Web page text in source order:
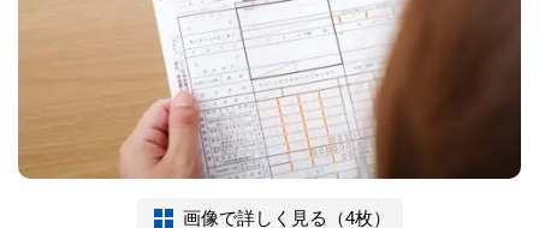
画像で詳しく見る（4枚）